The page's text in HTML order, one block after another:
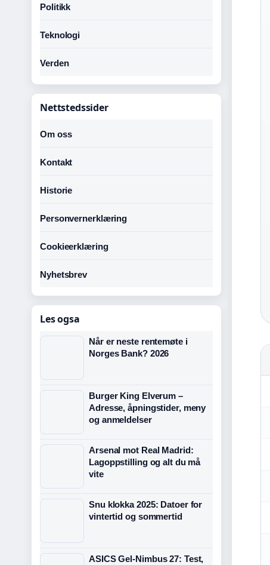
Politikk
Teknologi
Verden
Nettstedssider
Om oss
Kontakt
Historie
Personvernerklæring
Cookieerklæring
Nyhetsbrev
Les ogsa
Når er neste rentemøte i
Norges Bank? 2026
Burger King Elverum –
Adresse, åpningstider, meny
og anmeldelser
Arsenal mot Real Madrid:
Lagoppstilling og alt du må
vite
Snu klokka 2025: Datoer for
vintertid og sommertid
ASICS Gel-Nimbus 27: Test,